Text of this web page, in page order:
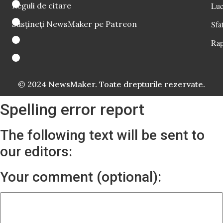
Reguli de citare
Susțineți NewsMaker pe Patreon
© 2024 NewsMaker. Toate drepturile rezervate.
Spelling error report
The following text will be sent to
our editors:
Your comment (optional):